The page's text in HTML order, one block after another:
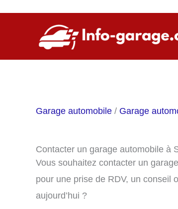
Garage automobile / Garage
Contacter un garage automobile à
Vous souhaitez contacter un
pour une prise de RDV, un conseil
aujourd’hui ?